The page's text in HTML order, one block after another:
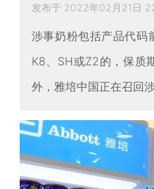
发布于 2022年02月21日
涉事奶粉包括产品代码
K8、SH或Z2的，保质
外，雅培中国正在召回